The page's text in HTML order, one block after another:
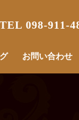
お問い合わせ
TEL 098-911-